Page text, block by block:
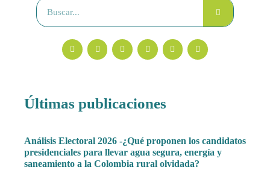
Últimas publicaciones
Análisis Electoral 2026 -¿Qué proponen los candidatos
presidenciales para llevar agua segura, energía y
saneamiento a la Colombia rural olvidada?